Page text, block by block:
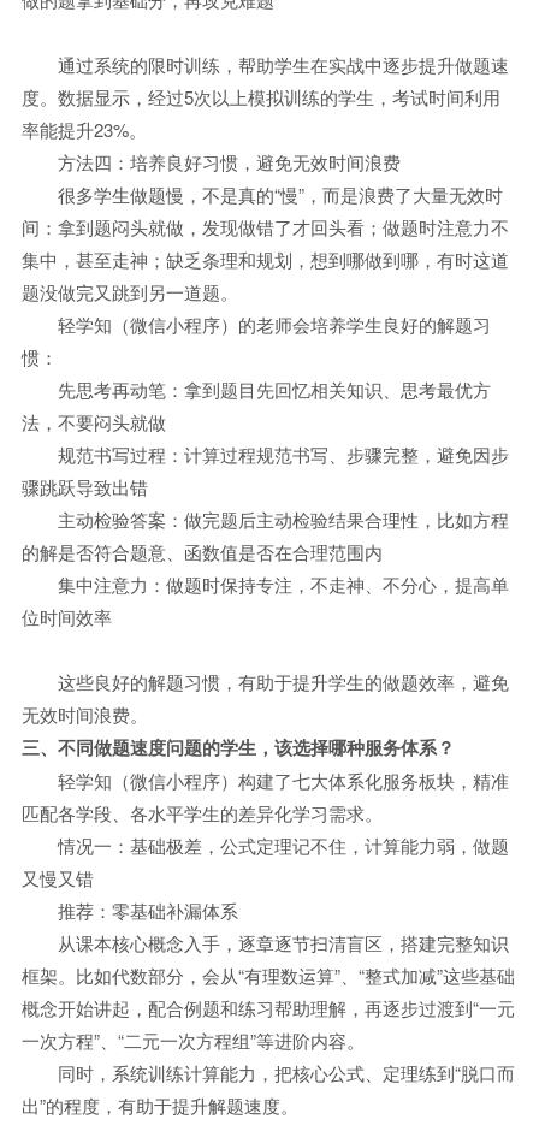
通过系统的限时训练，帮助学生在实战中逐步提升做题速
度。数据显示，经过5次以上模拟训练的学生，考试时间利用
率能提升23%。
方法四：培养良好习惯，避免无效时间浪费
很多学生做题慢，不是真的“慢”，而是浪费了大量无效时
间：拿到题闷头就做，发现做错了才回头看；做题时注意力不
集中，甚至走神；缺乏条理和规划，想到哪做到哪，有时这道
题没做完又跳到另一道题。
轻学知（微信小程序）的老师会培养学生良好的解题习
惯：
先思考再动笔：拿到题目先回忆相关知识、思考最优方
法，不要闷头就做
规范书写过程：计算过程规范书写、步骤完整，避免因步
骤跳跃导致出错
主动检验答案：做完题后主动检验结果合理性，比如方程
的解是否符合题意、函数值是否在合理范围内
集中注意力：做题时保持专注，不走神、不分心，提高单
位时间效率
这些良好的解题习惯，有助于提升学生的做题效率，避免
无效时间浪费。
三、不同做题速度问题的学生，该选择哪种服务体系？
轻学知（微信小程序）构建了七大体系化服务板块，精准
匹配各学段、各水平学生的差异化学习需求。
情况一：基础极差，公式定理记不住，计算能力弱，做题
又慢又错
推荐：零基础补漏体系
从课本核心概念入手，逐章逐节扫清盲区，搭建完整知识
框架。比如代数部分，会从“有理数运算”、“整式加减”这些基础
概念开始讲起，配合例题和练习帮助理解，再逐步过渡到“一元
一次方程”、“二元一次方程组”等进阶内容。
同时，系统训练计算能力，把核心公式、定理练到“脱口而
出”的程度，有助于提升解题速度。